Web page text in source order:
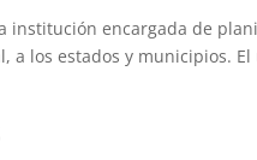
institución encargada de
a los estados y municipios.